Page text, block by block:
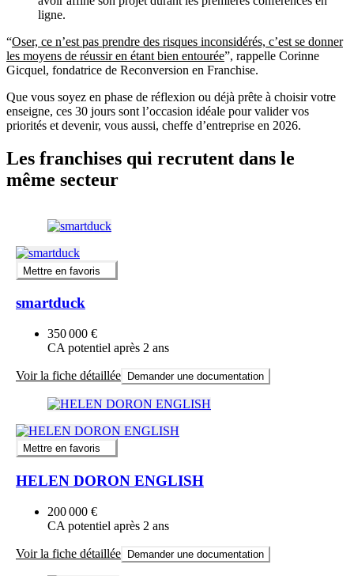
ligne.
“Oser, ce n’est pas prendre des risques inconsidérés, c’est se donner
les moyens de réussir en étant bien entourée”, rappelle Corinne
Gicquel, fondatrice de Reconversion en Franchise.
Que vous soyez en phase de réflexion ou déjà prête à choisir votre
enseigne, ces 30 jours sont l’occasion idéale pour valider vos
priorités et devenir, vous aussi, cheffe d’entreprise en 2026.
Les franchises qui recrutent dans le
même secteur
Mettre en favoris
smartduck
350 000 €
CA potentiel après 2 ans
Voir la fiche détaillée Demander une documentation
Mettre en favoris
HELEN DORON ENGLISH
200 000 €
CA potentiel après 2 ans
Voir la fiche détaillée Demander une documentation